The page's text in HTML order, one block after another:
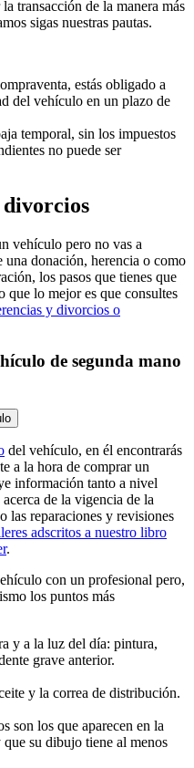
transacción de la manera más
sigas nuestras pautas.
estás obligado a
del vehículo en un plazo de
temporal, sin los impuestos
no puede ser
divorcios
vehículo pero no vas a
donación, herencia o como
los pasos que tienes que
que lo mejor es que consultes
y divorcios o
de segunda mano
del vehículo, en él encontrarás
a la hora de comprar un
información tanto a nivel
de la vigencia de la
las reparaciones y revisiones
adscritos a nuestro libro
.
con un profesional pero,
los puntos más
y a la luz del día: pintura,
grave anterior.
y la correa de distribución.
son los que aparecen en la
su dibujo tiene al menos